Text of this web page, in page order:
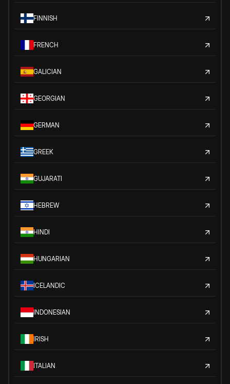
FINNISH
FRENCH
GALICIAN
GEORGIAN
GERMAN
GREEK
GUJARATI
HEBREW
HINDI
HUNGARIAN
ICELANDIC
INDONESIAN
IRISH
ITALIAN